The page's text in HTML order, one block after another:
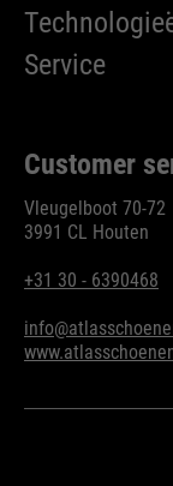
Service
Customer
Vleugelboot 70-72
3991 CL Houten
+31 30 - 6390468